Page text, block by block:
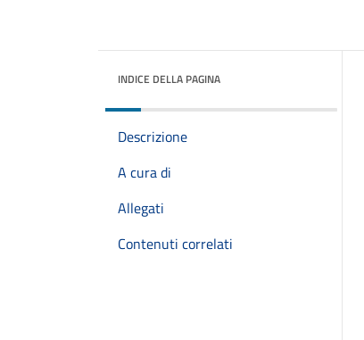
INDICE DELLA PAGINA
Descrizione
A cura di
Allegati
Contenuti correlati